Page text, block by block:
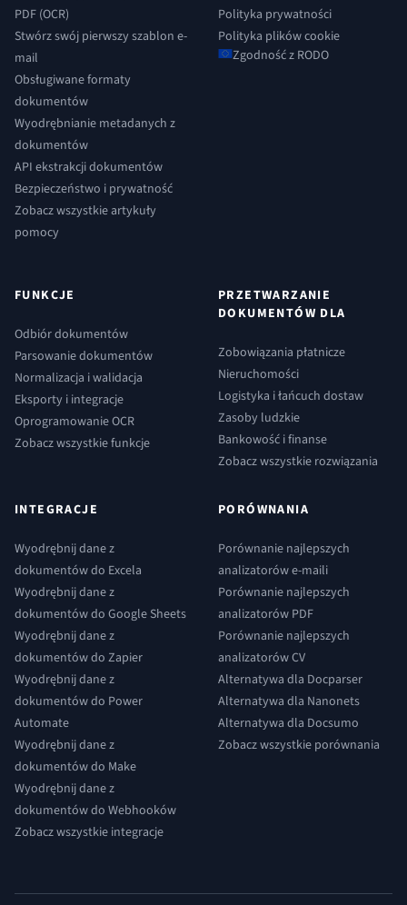
PDF (OCR)
Stwórz swój pierwszy szablon e-
mail
Obsługiwane formaty
dokumentów
Wyodrębnianie metadanych z
dokumentów
API ekstrakcji dokumentów
Bezpieczeństwo i prywatność
Zobacz wszystkie artykuły
pomocy
Polityka prywatności
Polityka plików cookie
Zgodność z RODO
FUNKCJE
Odbiór dokumentów
Parsowanie dokumentów
Normalizacja i walidacja
Eksporty i integracje
Oprogramowanie OCR
Zobacz wszystkie funkcje
PRZETWARZANIE
DOKUMENTÓW DLA
Zobowiązania płatnicze
Nieruchomości
Logistyka i łańcuch dostaw
Zasoby ludzkie
Bankowość i finanse
Zobacz wszystkie rozwiązania
INTEGRACJE
Wyodrębnij dane z
dokumentów do Excela
Wyodrębnij dane z
dokumentów do Google Sheets
Wyodrębnij dane z
dokumentów do Zapier
Wyodrębnij dane z
dokumentów do Power
Automate
Wyodrębnij dane z
dokumentów do Make
Wyodrębnij dane z
dokumentów do Webhooków
Zobacz wszystkie integracje
PORÓWNANIA
Porównanie najlepszych
analizatorów e-maili
Porównanie najlepszych
analizatorów PDF
Porównanie najlepszych
analizatorów CV
Alternatywa dla Docparser
Alternatywa dla Nanonets
Alternatywa dla Docsumo
Zobacz wszystkie porównania